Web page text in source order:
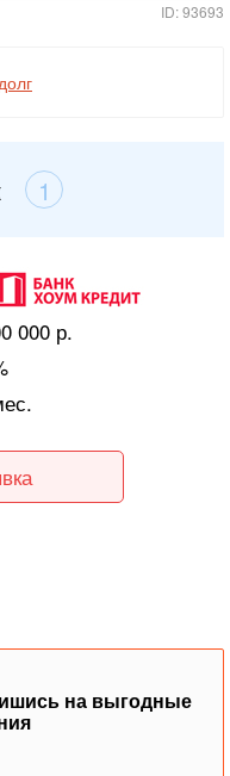
ID: 93693
1
000 р.
на выгодные